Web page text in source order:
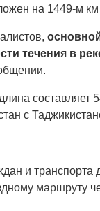
на 1449-м
течения в
с
и
маршруту